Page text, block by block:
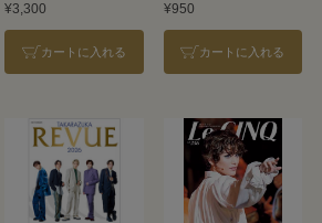
REVUE 2026
¥3,300
カートに入れる
¥950
カートに入れる